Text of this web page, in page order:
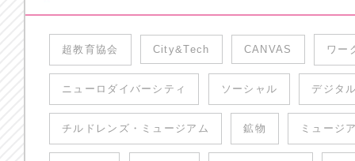
超教育協会 City&Tech CANVAS ワー
ニューロダイバーシティ ソーシャル デジタ
チルドレンズ・ミュージアム 鉱物 ミュージ